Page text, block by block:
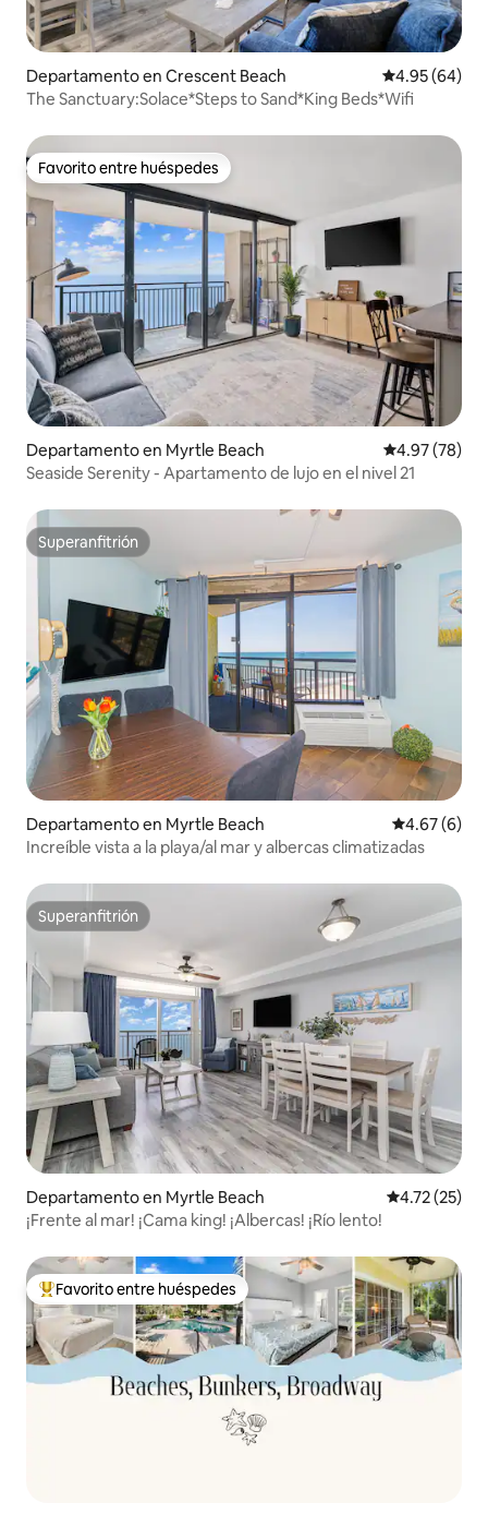
Departamento en Crescent Beach Calificación
4.95 (64)
The Sanctuary:Solace*Steps to Sand*King Beds*Wifi
Favorito entre huéspedes
Favorito entre huéspedes
Departamento en Myrtle Beach Calificación
4.97 (78)
Seaside Serenity - Apartamento de lujo en el nivel 21
Superanfitrión
Superanfitrión
Departamento en Myrtle Beach Calificación
4.67 (6)
Increíble vista a la playa/al mar y albercas climatizadas
Superanfitrión
Superanfitrión
Departamento en Myrtle Beach Calificación
4.72 (25)
¡Frente al mar! ¡Cama king! ¡Albercas! ¡Río lento!
De los mejores en Favorito entre huéspedes
Favorito entre huéspedes